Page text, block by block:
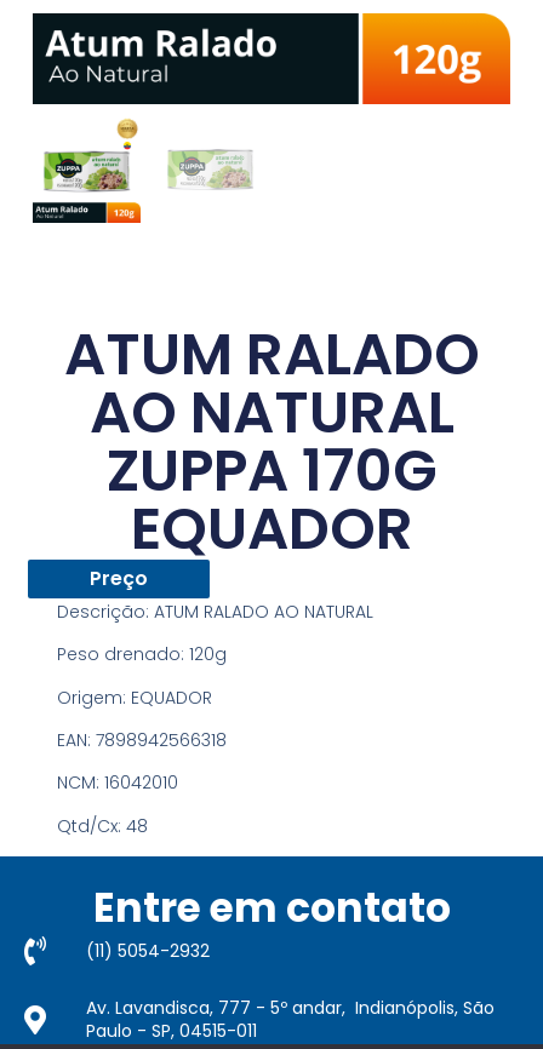
ATUM RALADO
AO NATURAL
ZUPPA 170G
EQUADOR
Preço
Descrição: ATUM RALADO AO NATURAL
Peso drenado: 120g
Origem: EQUADOR
EAN: 7898942566318
NCM: 16042010
Qtd/Cx: 48
Entre em contato
(11) 5054-2932​
Av. Lavandisca, 777 - 5º andar, Indianópolis, São
Paulo - SP, 04515-011